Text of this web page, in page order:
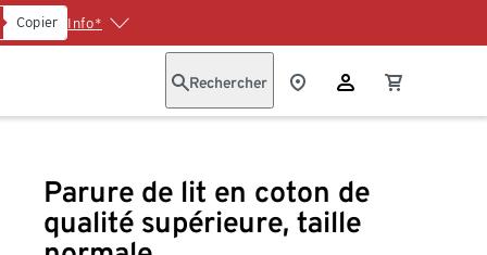
Copier Info*
Rechercher
Parure de lit en coton de
qualité supérieure, taille